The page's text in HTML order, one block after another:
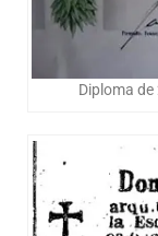
Diploma de